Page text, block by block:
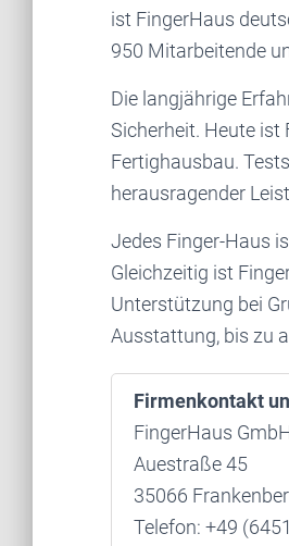
ist FingerHaus
950 Mitarbeitende
Die langjährige
Sicherheit. Heute ist
Fertighausbau.
herausragender
Jedes Finger-Haus
Gleichzeitig ist
Unterstützung bei
Ausstattung, bis zu
Firmenkontakt
FingerHaus GmbH
Auestraße 45
35066
Telefon: +49